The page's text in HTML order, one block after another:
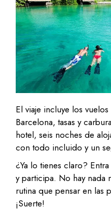
El viaje incluye los
Barcelona, tasas y
hotel, seis noches de
con todo incluido y un
¿Ya lo tienes claro?
y participa. No hay nada
rutina que pensar en las
¡Suerte!